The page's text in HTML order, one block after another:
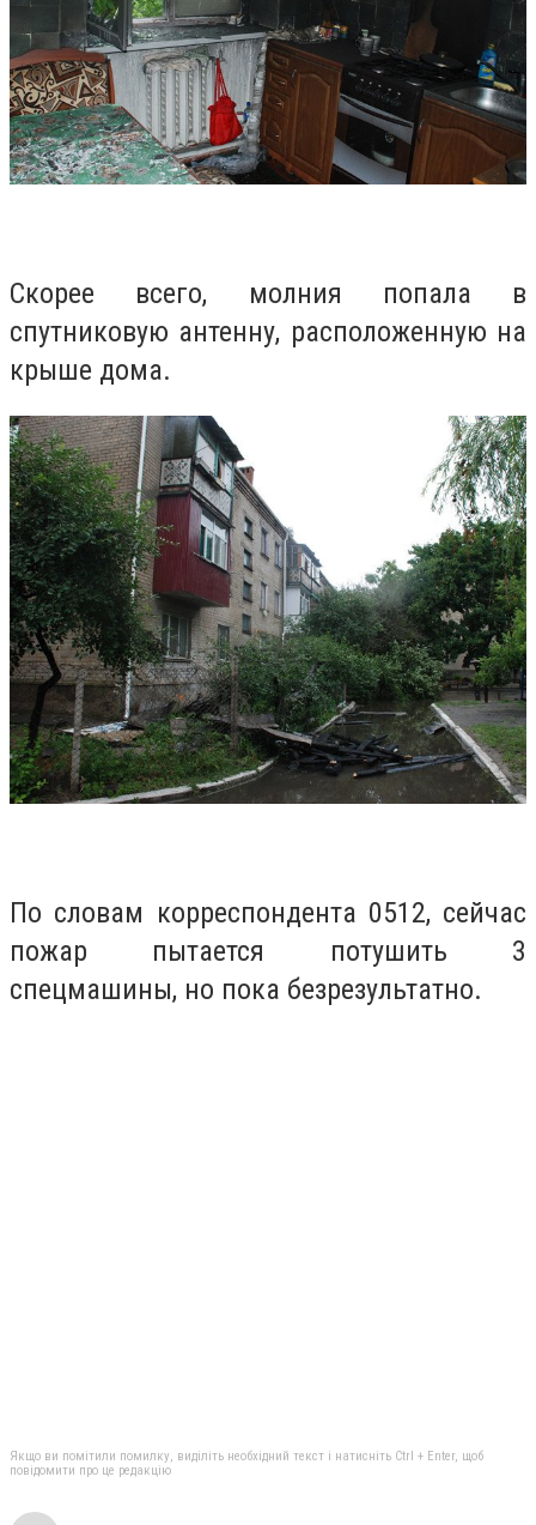
Скорее всего, молния попала в
спутниковую антенну, расположенную на
крыше дома.
По словам корреспондента 0512, сейчас
пожар пытается потушить 3
спецмашины, но пока безрезультатно.
Якщо ви помітили помилку, виділіть необхідний текст і натисніть Ctrl + Enter, щоб
повідомити про це редакцію